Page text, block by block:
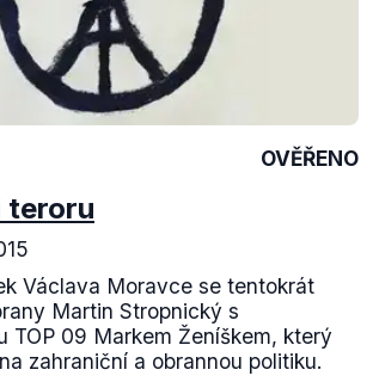
OVĚŘENO
teroru
Václava Moravce se tentokrát
Martin Stropnický s
TOP 09 Markem Ženíškem, který
zahraniční a obrannou politiku.